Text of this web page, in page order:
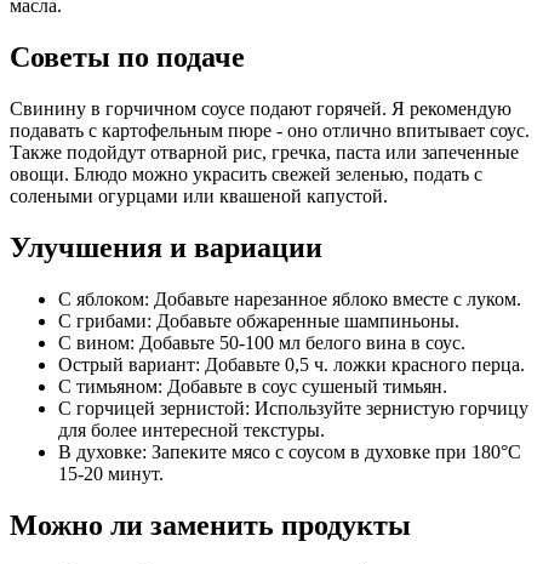
масла.
Советы по подаче
Свинину в горчичном соусе подают горячей. Я рекомендую
подавать с картофельным пюре - оно отлично впитывает соус.
Также подойдут отварной рис, гречка, паста или запеченные
овощи. Блюдо можно украсить свежей зеленью, подать с
солеными огурцами или квашеной капустой.
Улучшения и вариации
С яблоком: Добавьте нарезанное яблоко вместе с луком.
С грибами: Добавьте обжаренные шампиньоны.
С вином: Добавьте 50-100 мл белого вина в соус.
Острый вариант: Добавьте 0,5 ч. ложки красного перца.
С тимьяном: Добавьте в соус сушеный тимьян.
С горчицей зернистой: Используйте зернистую горчицу
для более интересной текстуры.
В духовке: Запеките мясо с соусом в духовке при 180°C
15-20 минут.
Можно ли заменить продукты